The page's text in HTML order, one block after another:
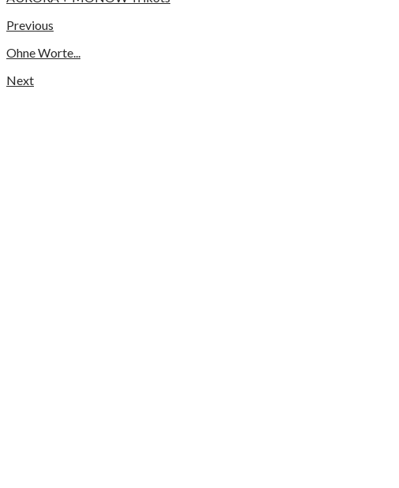
Previous
Ohne Worte...
Next